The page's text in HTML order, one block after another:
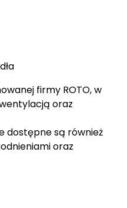
firmy ROTO, w
oraz
dostępne są również
oraz